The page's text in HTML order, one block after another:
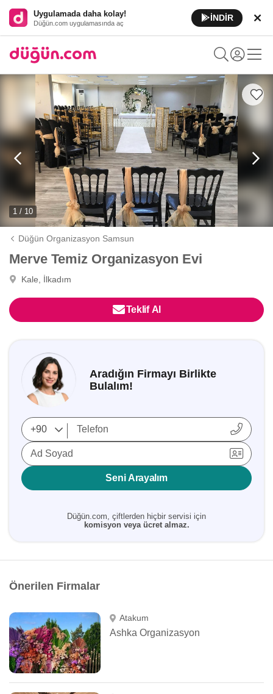
Uygulamada daha kolay!
Düğün.com uygulamasında aç
İNDİR
1 / 10
Düğün Organizasyon Samsun
Merve Temiz Organizasyon Evi
Kale, İlkadım
Teklif Al
Aradığın Firmayı Birlikte
Bulalım!
Ad Soyad
Seni Arayalım
Düğün.com, çiftlerden hiçbir servisi için
komisyon veya ücret almaz.
Önerilen Firmalar
Atakum
Ashka Organizasyon